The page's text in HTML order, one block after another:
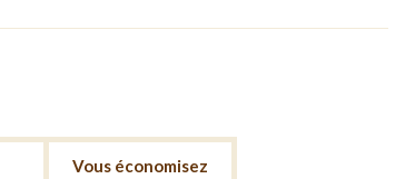
Vous économisez